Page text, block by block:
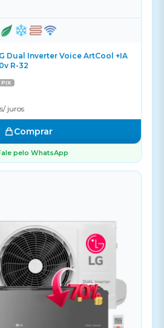
Dual Inverter Voice ArtCool +IA
R-32
PIX
juros
Comprar
pelo WhatsApp